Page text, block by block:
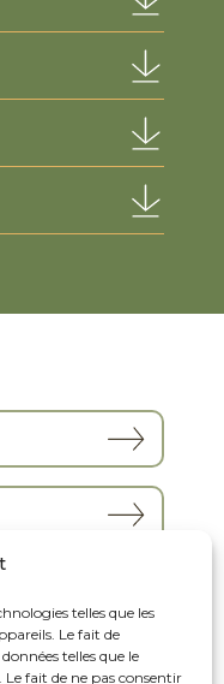
telles que les
Le fait de
telles que le
fait de ne pas consentir